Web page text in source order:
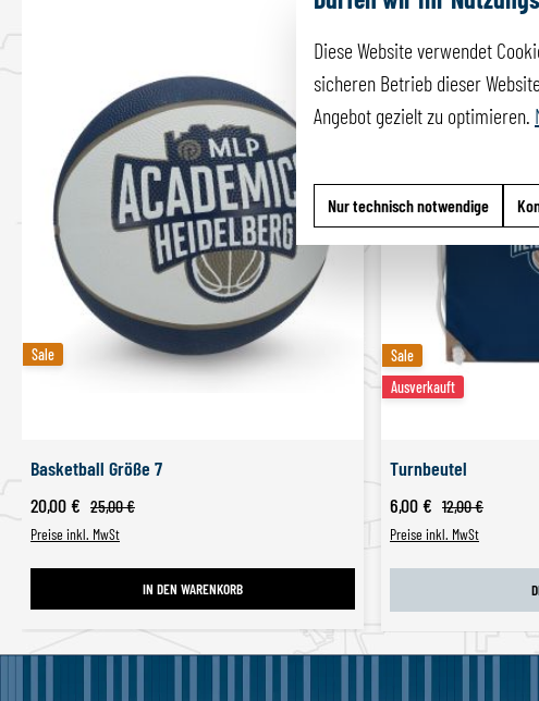
Sale
Sale
Basketball Größe 7
Verkaufspreis:
20,00 € Regulärer Preis:
25,00 €
Preise inkl. MwSt
IN DEN WARENKORB
Sale
Sale
Ausverkauft
Turnbeutel
Verkaufspreis:
6,00 € Regulärer Preis:
12,00 €
Preise inkl. MwSt
Diese Website verwendet
sicheren Betrieb dieser
Angebot gezielt zu optimieren.
Nur technisch notwendige